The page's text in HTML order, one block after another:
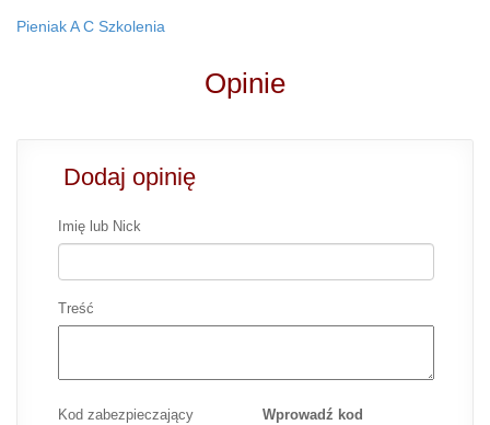
Pieniak A C Szkolenia
Opinie
Dodaj opinię
Imię lub Nick
Treść
Kod zabezpieczający
Wprowadź kod